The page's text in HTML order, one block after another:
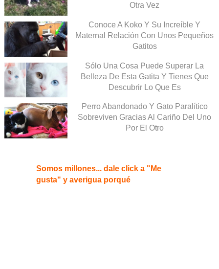
Otra Vez
Conoce A Koko Y Su Increíble Y
Maternal Relación Con Unos Pequeños
Gatitos
Sólo Una Cosa Puede Superar La
Belleza De Esta Gatita Y Tienes Que
Descubrir Lo Que Es
Perro Abandonado Y Gato Paralítico
Sobreviven Gracias Al Cariño Del Uno
Por El Otro
Somos millones... dale click a "Me
gusta" y averigua porqué